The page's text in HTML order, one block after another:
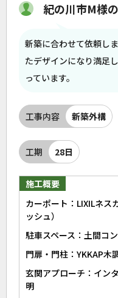
紀の川市M様
新築に合わせて依頼し
たデザインになり満足
っています。
工事内容 新築外構
工期 28日
施工概要
カーポート：LIXILネス
ッシュ）
駐車スペース：土間コ
門扉・門柱：YKKAP木
玄関アプローチ：イン
明